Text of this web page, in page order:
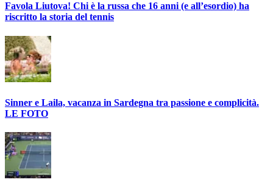
Favola Liutova! Chi è la russa che 16 anni (e all’esordio) ha
riscritto la storia del tennis
Sinner e Laila, vacanza in Sardegna tra passione e complicità.
LE FOTO